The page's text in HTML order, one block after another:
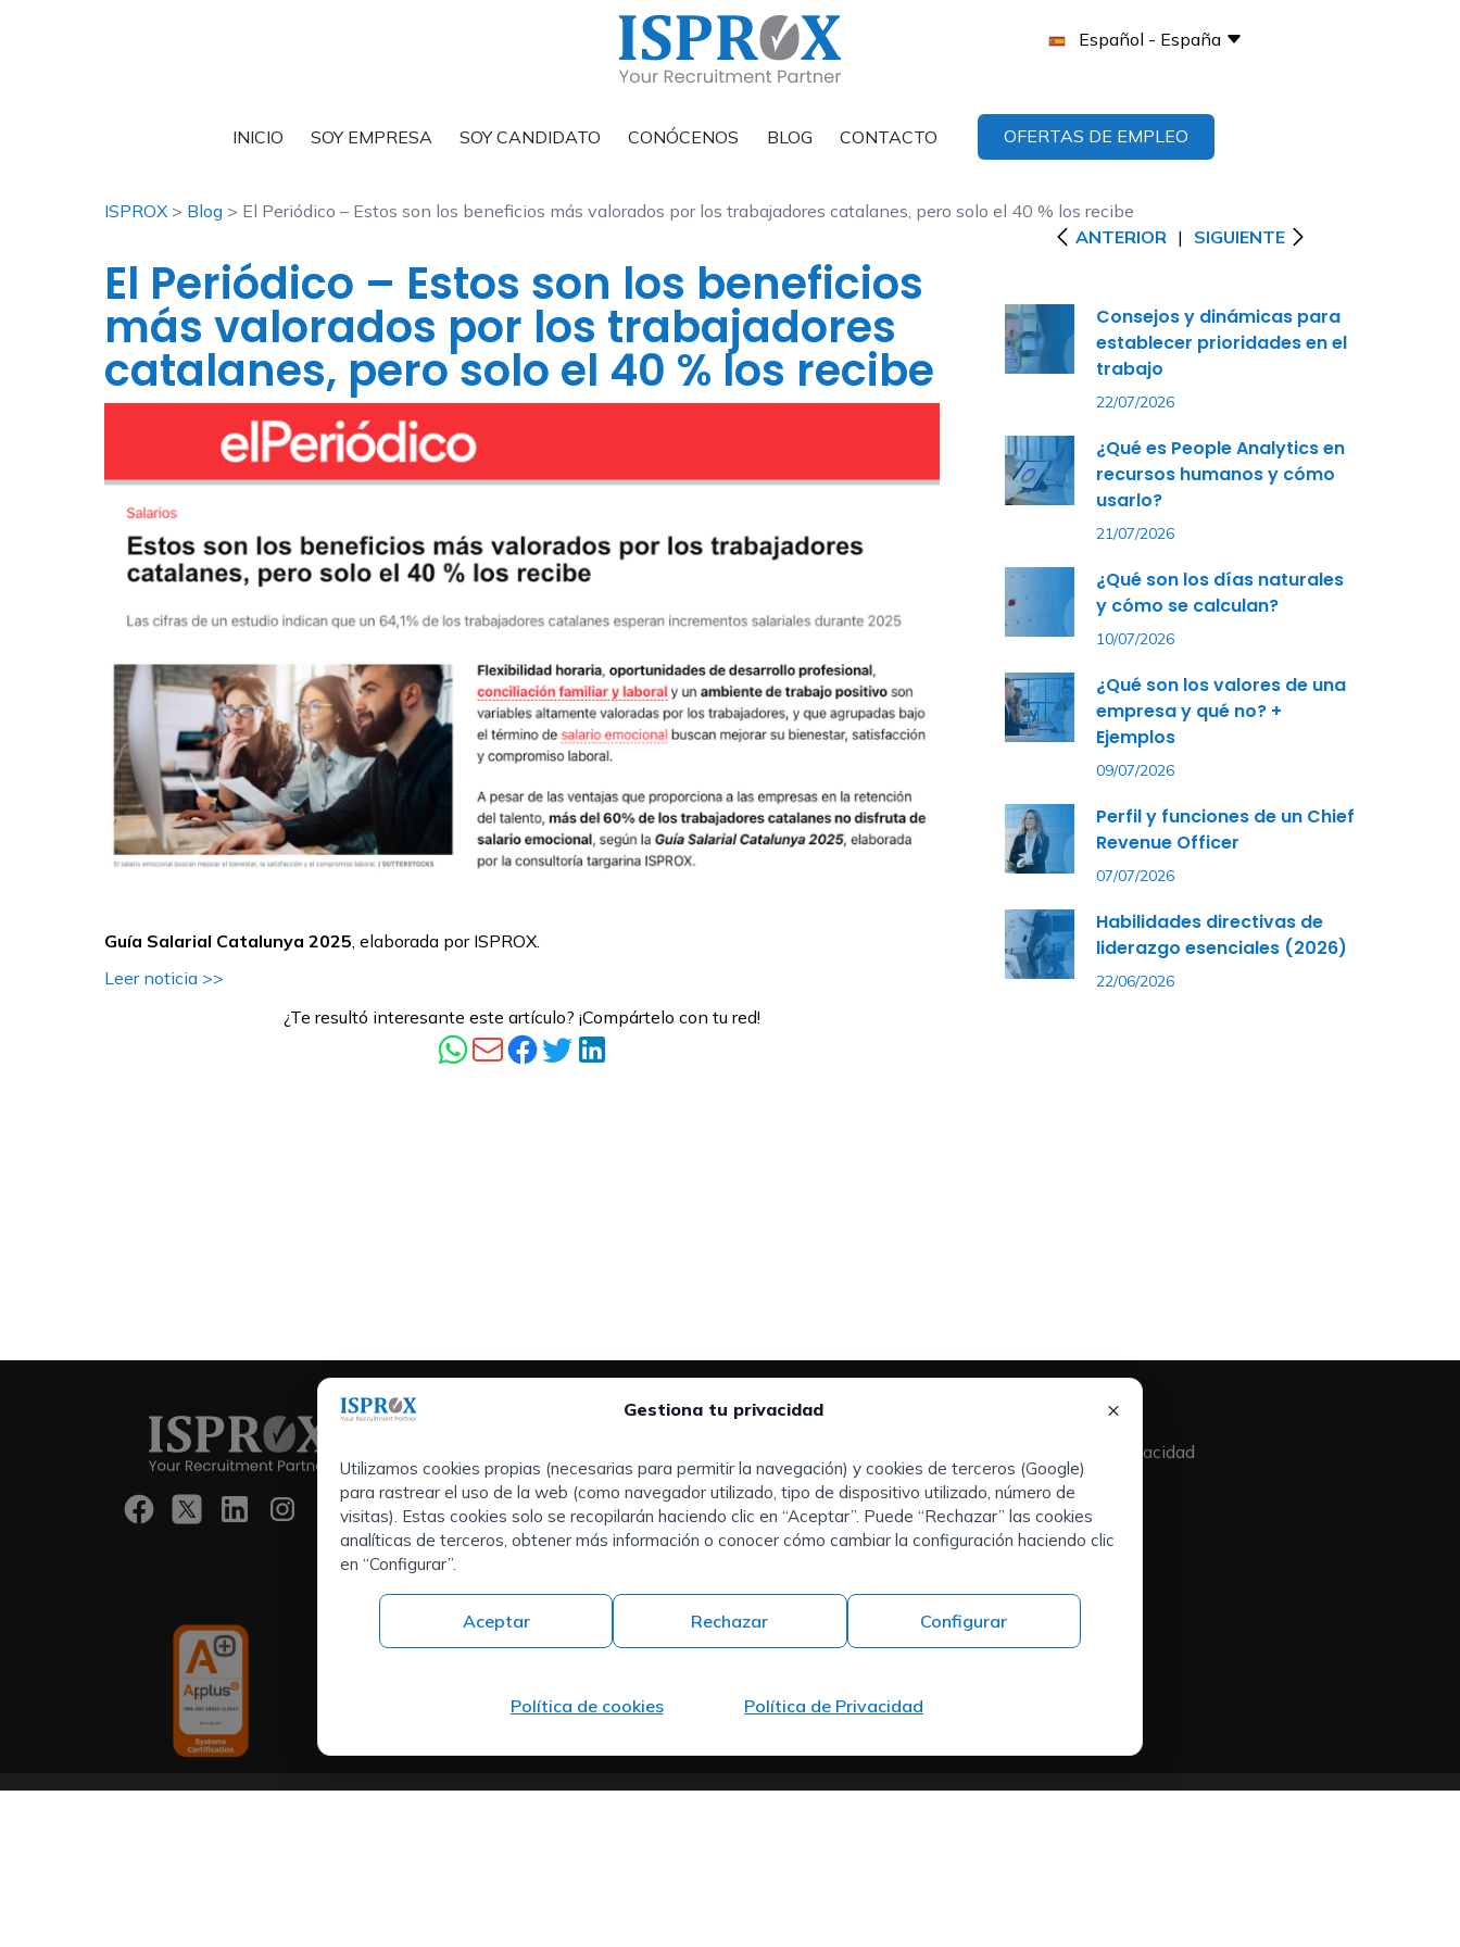
Español - España
INICIO SOY EMPRESA SOY CANDIDATO CONÓCENOS BLOG CONTACTO OFERTAS DE EMPLEO
ISPROX > Blog > El Periódico – Estos son los beneficios más valorados por los trabajadores catalanes, pero solo el 40 % los recibe
El Periódico – Estos son los beneficios
más valorados por los trabajadores
catalanes, pero solo el 40 % los recibe
Guía Salarial Catalunya 2025, elaborada por ISPROX.
Leer noticia >>
¿Te resultó interesante este artículo? ¡Compártelo con tu red!
ANTERIOR | SIGUIENTE
Consejos y dinámicas para
establecer prioridades en el
trabajo
22/07/2026
¿Qué es People Analytics en
recursos humanos y cómo
usarlo?
21/07/2026
¿Qué son los días naturales
y cómo se calculan?
10/07/2026
¿Qué son los valores de una
empresa y qué no? +
Ejemplos
09/07/2026
Perfil y funciones de un Chief
Revenue Officer
07/07/2026
Habilidades directivas de
liderazgo esenciales (2026)
22/06/2026
Gestiona tu privacidad ×
Utilizamos cookies propias (necesarias para permitir la navegación) y cookies de terceros (Google)
para rastrear el uso de la web (como navegador utilizado, tipo de dispositivo utilizado, número de
visitas). Estas cookies solo se recopilarán haciendo clic en “Aceptar”. Puede “Rechazar” las cookies
analíticas de terceros, obtener más información o conocer cómo cambiar la configuración haciendo clic
en “Configurar”.
Aceptar Rechazar Configurar
Política de cookies Política de Privacidad
Servicios:
Empresas
Executive Search |
Selección de
Directivos
Outsourcing de RRHH
Áreas de interés:
Quiénes somos
Contacto
Trabaja en ISPROX
+34 973 982 566
Headquarters
Carrer del Mas d'en
Tàrrega, Lleida
Política de Privacidad
Cookies
Mapa web